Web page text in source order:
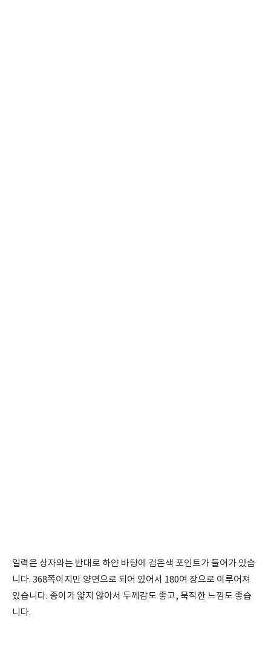
일력은 상자와는 반대로 하얀 바탕에 검은색 포인트가 들어가 있습
니다. 368쪽이지만 양면으로 되어 있어서 180여 장으로 이루어져
있습니다. 종이가 얇지 않아서 두께감도 좋고, 묵직한 느낌도 좋습
니다.